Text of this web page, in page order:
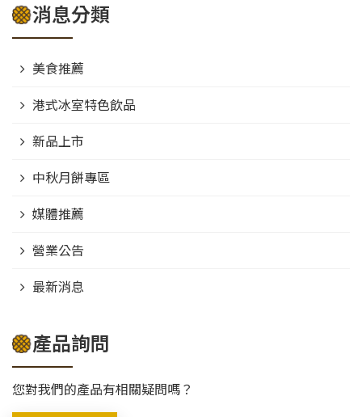
消息分類
美食推薦
港式冰室特色飲品
新品上市
中秋月餅專區
媒體推薦
營業公告
最新消息
產品詢問
您對我們的產品有相關疑問嗎？